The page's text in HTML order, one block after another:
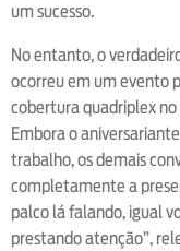
um sucesso.
No entanto, o
ocorreu em um evento
cobertura quadriplex no
Embora o
trabalho, os demais
completamente a
palco lá falando, igual
prestando atenção”,